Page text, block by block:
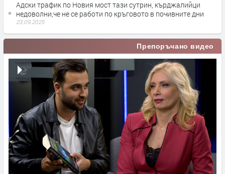
Адски трафик по Новия мост тази сутрин, кърджалийци
недоволни,че не се работи по кръговото в почивните дни
23.09.2025
Препоръчано видео